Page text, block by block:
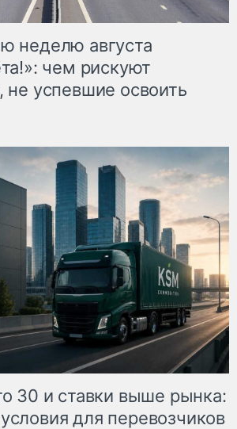
неделю августа
чем рискуют
не успевшие освоить
30 и ставки выше рынка:
для перевозчиков